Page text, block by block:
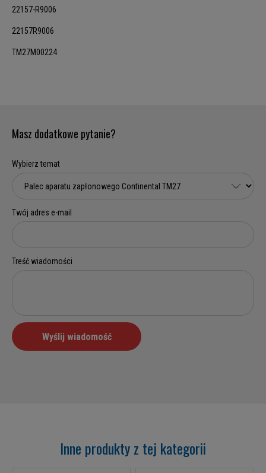
22157-R9006
22157R9006
TM27M00224
Masz dodatkowe pytanie?
Inne produkty z tej kategorii